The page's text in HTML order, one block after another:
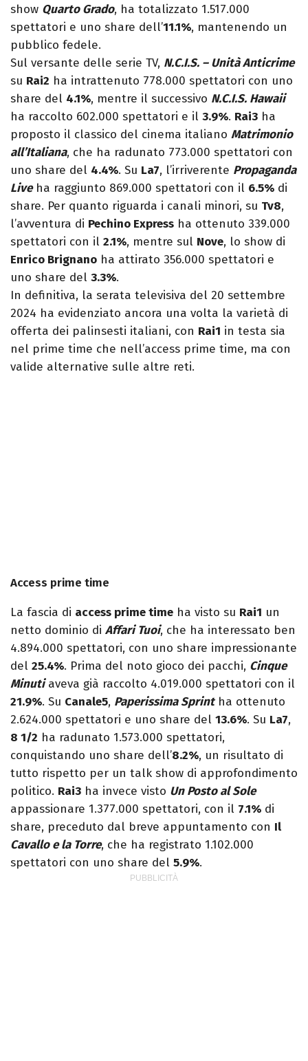
show Quarto Grado, ha totalizzato 1.517.000
spettatori e uno share dell’11.1%, mantenendo un
pubblico fedele.
Sul versante delle serie TV, N.C.I.S. – Unità Anticrime
su Rai2 ha intrattenuto 778.000 spettatori con uno
share del 4.1%, mentre il successivo N.C.I.S. Hawaii
ha raccolto 602.000 spettatori e il 3.9%. Rai3 ha
proposto il classico del cinema italiano Matrimonio
all’Italiana, che ha radunato 773.000 spettatori con
uno share del 4.4%. Su La7, l’irriverente Propaganda
Liveha raggiunto 869.000 spettatori con il 6.5% di
share. Per quanto riguarda i canali minori, su Tv8,
l’avventura di Pechino Express ha ottenuto 339.000
spettatori con il 2.1%, mentre sul Nove, lo show di
Enrico Brignano ha attirato 356.000 spettatori e
uno share del 3.3%.
In definitiva, la serata televisiva del 20 settembre
2024 ha evidenziato ancora una volta la varietà di
offerta dei palinsesti italiani, con Rai1 in testa sia
nel prime time che nell’access prime time, ma con
valide alternative sulle altre reti.
Access prime time
La fascia di access prime time ha visto su Rai1 un
netto dominio di Affari Tuoi, che ha interessato ben
4.894.000 spettatori, con uno share impressionante
del 25.4%. Prima del noto gioco dei pacchi, Cinque
Minutiaveva già raccolto 4.019.000 spettatori con il
21.9%. Su Canale5, Paperissima Sprintha ottenuto
2.624.000 spettatori e uno share del 13.6%. Su La7,
8 1/2 ha radunato 1.573.000 spettatori,
conquistando uno share dell’8.2%, un risultato di
tutto rispetto per un talk show di approfondimento
politico. Rai3 ha invece visto Un Posto al Sole
appassionare 1.377.000 spettatori, con il 7.1% di
share, preceduto dal breve appuntamento con Il
Cavallo e la Torre, che ha registrato 1.102.000
spettatori con uno share del 5.9%.